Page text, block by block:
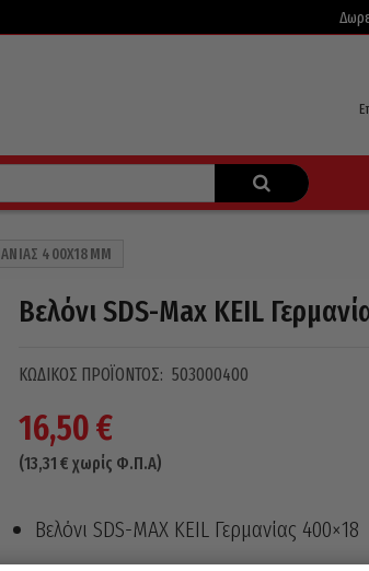
400X18MM
Βελόνι SDS-Max KEIL
ΚΩΔΙΚΌΣ ΠΡΟΪΌΝΤΟΣ: 503000400
16,50€
(13,31 € χωρίς Φ.Π.Α)
Βελόνι SDS-MAX KEIL Γερμανίας 400×18